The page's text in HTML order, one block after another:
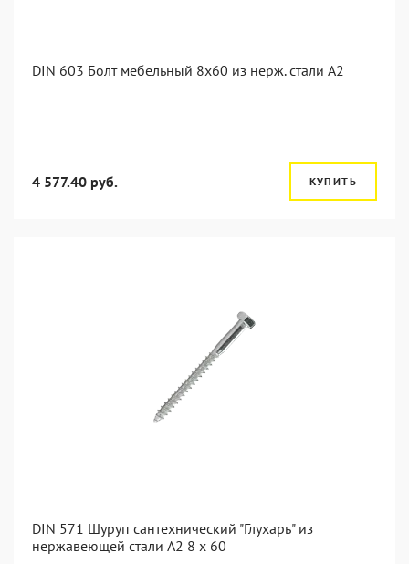
DIN 603 Болт мебельный 8х60 из нерж. стали А2
4 577.40 руб. КУПИТЬ
DIN 571 Шуруп сантехнический "Глухарь" из
нержавеющей стали А2 8 x 60